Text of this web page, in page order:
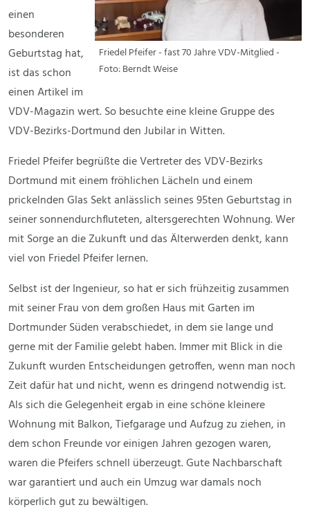
Friedel Pfeifer - fast 70 Jahre VDV-Mitglied -
Foto: Berndt Weise
einen
besonderen
Geburtstag hat,
ist das schon
einen Artikel im
VDV-Magazin wert. So besuchte eine kleine Gruppe des
VDV-Bezirks-Dortmund den Jubilar in Witten.
Friedel Pfeifer begrüßte die Vertreter des VDV-Bezirks
Dortmund mit einem fröhlichen Lächeln und einem
prickelnden Glas Sekt anlässlich seines 95ten Geburtstag in
seiner sonnendurchfluteten, altersgerechten Wohnung. Wer
mit Sorge an die Zukunft und das Älterwerden denkt, kann
viel von Friedel Pfeifer lernen.
Selbst ist der Ingenieur, so hat er sich frühzeitig zusammen
mit seiner Frau von dem großen Haus mit Garten im
Dortmunder Süden verabschiedet, in dem sie lange und
gerne mit der Familie gelebt haben. Immer mit Blick in die
Zukunft wurden Entscheidungen getroffen, wenn man noch
Zeit dafür hat und nicht, wenn es dringend notwendig ist.
Als sich die Gelegenheit ergab in eine schöne kleinere
Wohnung mit Balkon, Tiefgarage und Aufzug zu ziehen, in
dem schon Freunde vor einigen Jahren gezogen waren,
waren die Pfeifers schnell überzeugt. Gute Nachbarschaft
war garantiert und auch ein Umzug war damals noch
körperlich gut zu bewältigen.